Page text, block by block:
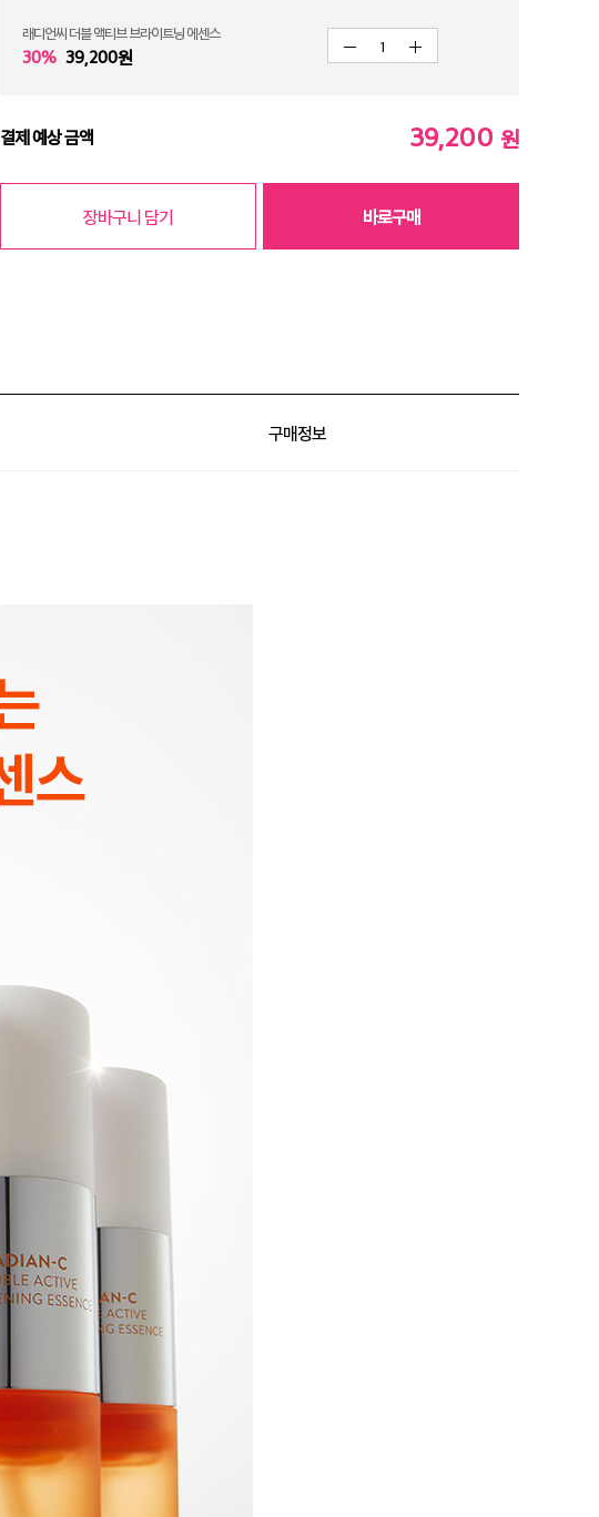
래디언씨 더블 액티브 브라이트닝 에센스
30% 39,200원 1
결제 예상 금액 39,200 원
장바구니 담기 바로구매
구매정보